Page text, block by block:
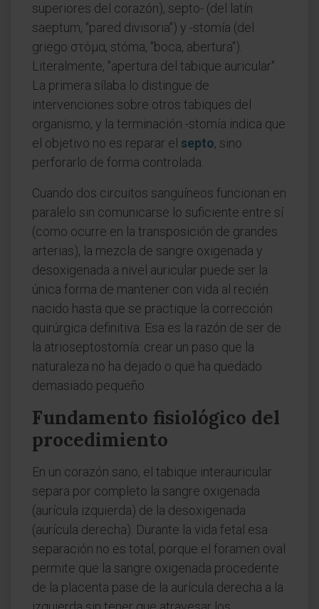
superiores del corazón), septo- (del latín
saeptum, "pared divisoria") y -stomía (del
griego στόμα, stóma, "boca, abertura").
Literalmente, "apertura del tabique auricular".
La primera sílaba lo distingue de
intervenciones sobre otros tabiques del
organismo, y la terminación -stomía indica que
el objetivo no es reparar el septo, sino
perforarlo de forma controlada.
Cuando dos circuitos sanguíneos funcionan en
paralelo sin comunicarse lo suficiente entre sí
(como ocurre en la transposición de grandes
arterias), la mezcla de sangre oxigenada y
desoxigenada a nivel auricular puede ser la
única forma de mantener con vida al recién
nacido hasta que se practique la corrección
quirúrgica definitiva. Esa es la razón de ser de
la atrioseptostomía: crear un paso que la
naturaleza no ha dejado o que ha quedado
demasiado pequeño.
Fundamento fisiológico del
procedimiento
En un corazón sano, el tabique interauricular
separa por completo la sangre oxigenada
(aurícula izquierda) de la desoxigenada
(aurícula derecha). Durante la vida fetal esa
separación no es total, porque el foramen oval
permite que la sangre oxigenada procedente
de la placenta pase de la aurícula derecha a la